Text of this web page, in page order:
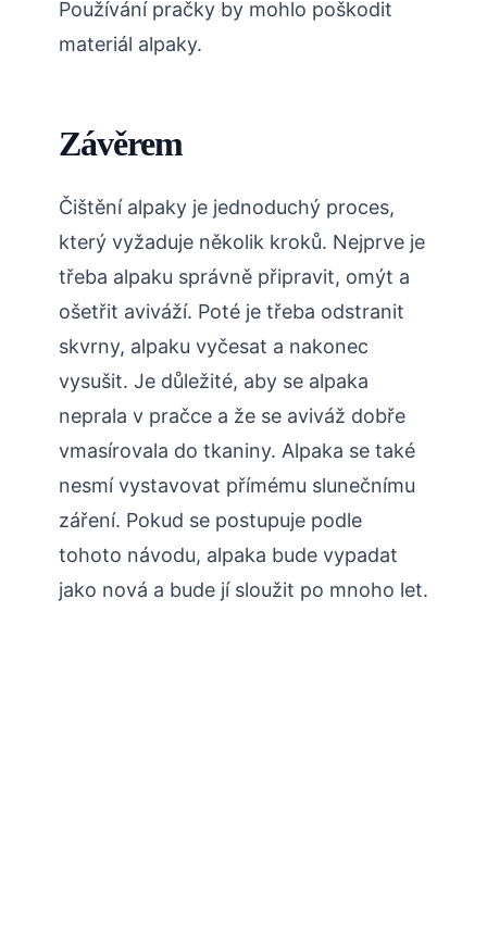
Používání pračky by mohlo poškodit
materiál alpaky.
Závěrem
Čištění alpaky je jednoduchý proces,
který vyžaduje několik kroků. Nejprve je
třeba alpaku správně připravit, omýt a
ošetřit aviváží. Poté je třeba odstranit
skvrny, alpaku vyčesat a nakonec
vysušit. Je důležité, aby se alpaka
neprala v pračce a že se aviváž dobře
vmasírovala do tkaniny. Alpaka se také
nesmí vystavovat přímému slunečnímu
záření. Pokud se postupuje podle
tohoto návodu, alpaka bude vypadat
jako nová a bude jí sloužit po mnoho let.